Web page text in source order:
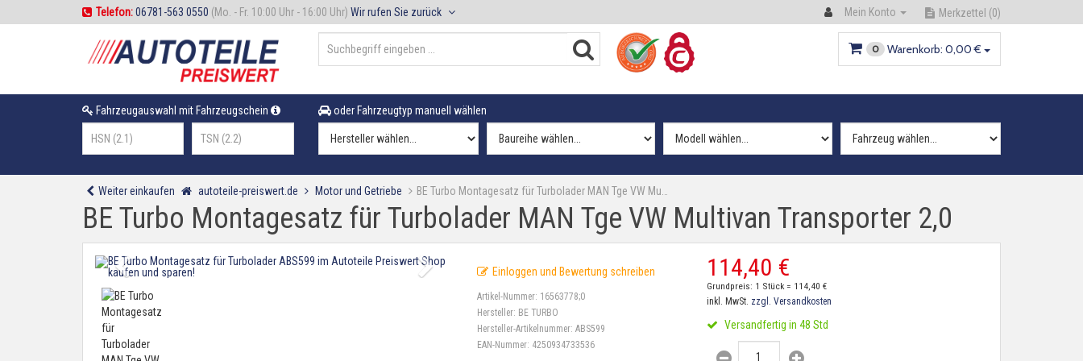
Telefon:06781-563 0550 (Mo. - Fr. 10:00 Uhr - 16:00 Uhr) Wir rufen Sie zurück Mein Konto Merkzettel (0)
0 Warenkorb: 0,00 €
Fahrzeugauswahl mit Fahrzeugschein oder Fahrzeugtyp manuell wählen
Weiter einkaufen autoteile-preiswert.de Motor und Getriebe BE Turbo Montagesatz für Turbolader MAN Tge VW Mu…
BE Turbo Montagesatz für Turbolader MAN Tge VW Multivan Transporter 2,0
Einloggen und Bewertung schreiben
Artikel-Nummer: 16563778;0
Hersteller: BE TURBO
Hersteller-Artikelnummer:ABS599
EAN-Nummer: 4250934733536
114,40 €
Grundpreis: 1 Stück = 114,40 €
inkl. MwSt. zzgl. Versandkosten
Versandfertig in 48 Std